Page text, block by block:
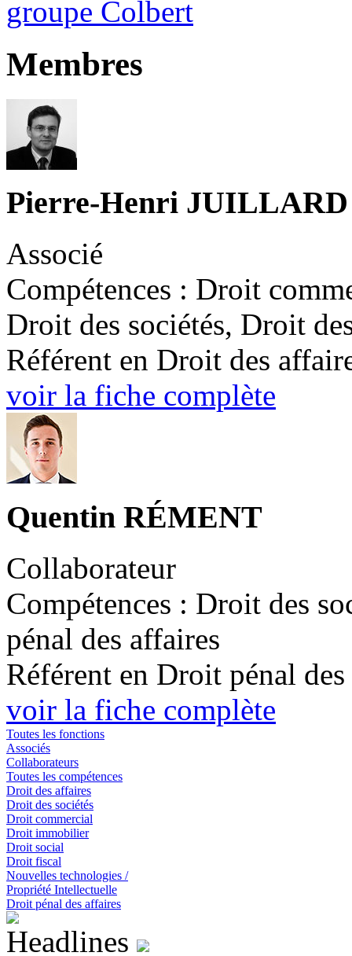
Membres
Pierre-Henri JUILLARD
Associé
Compétences : Droit
Droit des sociétés, Droit
Référent en Droit des
voir la fiche complète
Quentin RÉMENT
Collaborateur
Compétences : Droit des
pénal des affaires
Référent en Droit pénal
voir la fiche complète
Toutes les fonctions
Associés
Collaborateurs
Toutes les compétences
Droit des affaires
Droit des sociétés
Droit commercial
Droit immobilier
Droit social
Droit fiscal
Nouvelles technologies /
Propriété Intellectuelle
Droit pénal des affaires
Headlines